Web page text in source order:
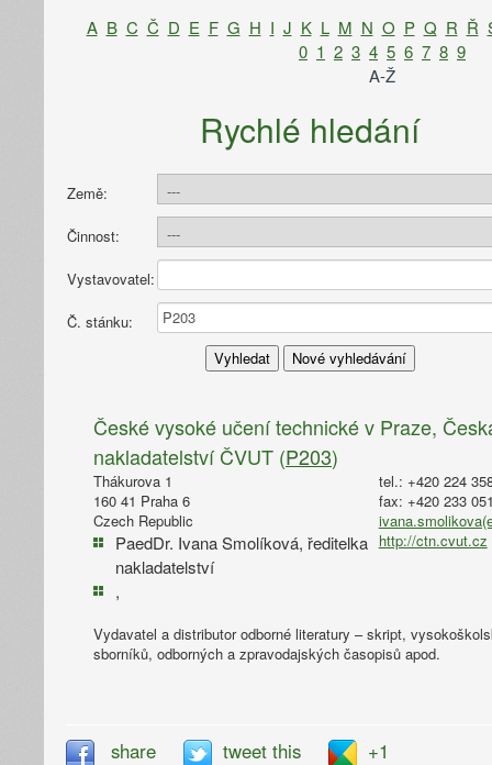
A B C Č D E F G H I J K L M N O P Q R Ř
0 1 2 3 4 5 6 7 8 9
A-Ž
Rychlé hledání
Země:
Činnost:
Vystavovatel:
Č. stánku:
České vysoké učení technické v Praze,
nakladatelství ČVUT (P203)
Thákurova 1
160 41 Praha 6
Czech Republic
PaedDr. Ivana Smolíková, ředitelka
nakladatelství
,
tel.: +420 224
fax: +420 233
http://ctn.cvut.cz
Vydavatel a distributor odborné literatury – skript,
sborníků, odborných a zpravodajských časopisů apod.
share tweet this +1